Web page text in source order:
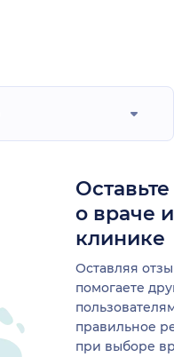
о враче
клинике
Оставляя
помогаете
правильное
при выборе